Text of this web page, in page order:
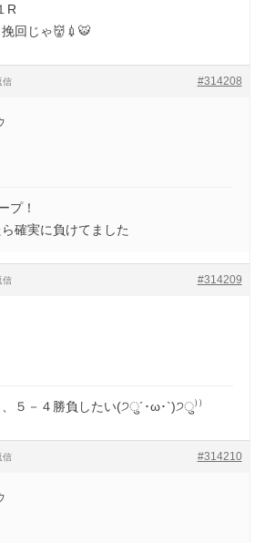
R
回じゃ👹💉🐯
#314208
信
プ！
確実に負けてました
#314209
信
、５－４勝負したい(੭ु´･ω･`)੭ु⁾⁾
#314210
信